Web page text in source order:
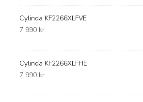
Cylinda KF2266XLFVE
7 990 kr
Cylinda KF2266XLFHE
7 990 kr